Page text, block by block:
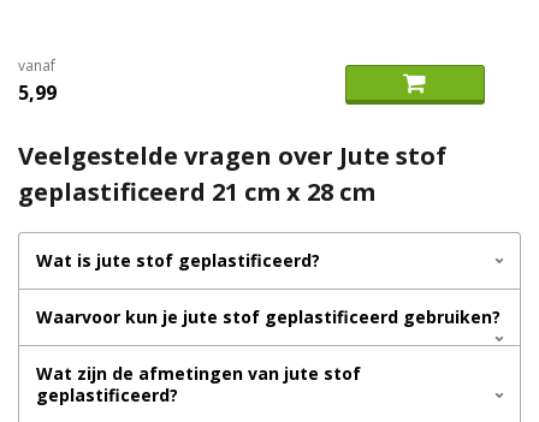
vanaf
5,99
Veelgestelde vragen over Jute stof
geplastificeerd 21 cm x 28 cm
Wat is jute stof geplastificeerd?
Waarvoor kun je jute stof geplastificeerd gebruiken?
Wat zijn de afmetingen van jute stof
geplastificeerd?